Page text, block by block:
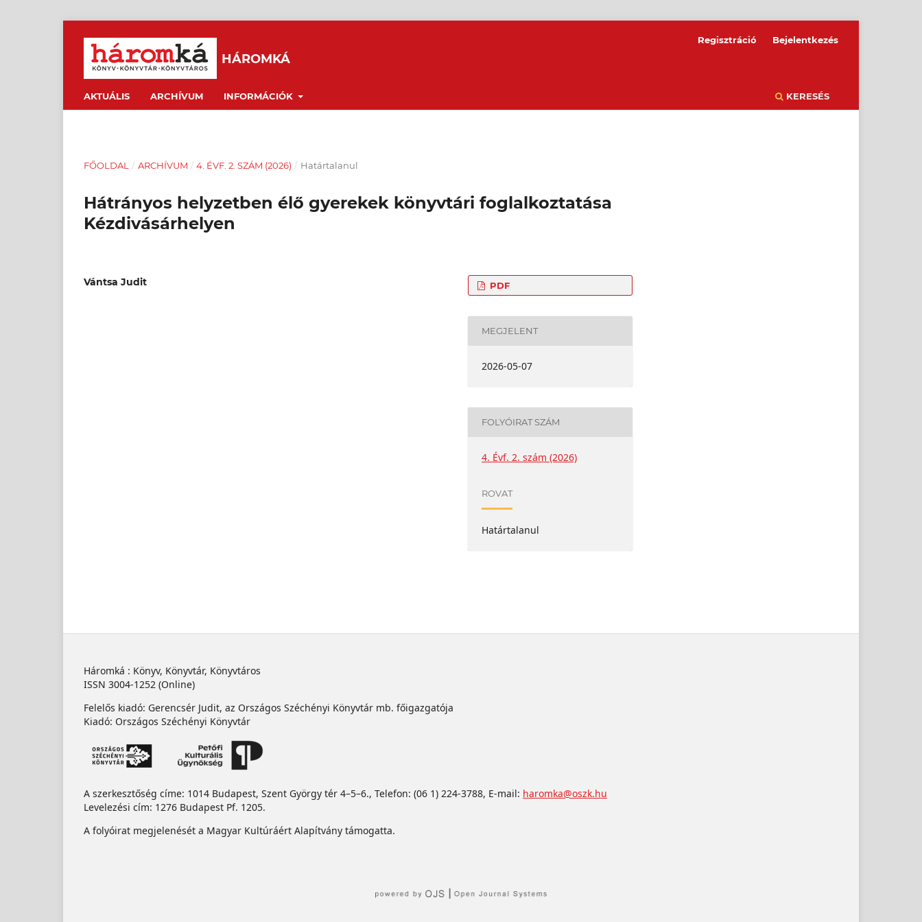
HÁROMKÁ
AKTUÁLIS ARCHÍVUM INFORMÁCIÓK KERESÉS
Regisztráció Bejelentkezés
FŐOLDAL / ARCHÍVUM / 4. ÉVF. 2. SZÁM (2026) / Határtalanul
Hátrányos helyzetben élő gyerekek könyvtári foglalkoztatása
Kézdivásárhelyen
Vántsa Judit PDF
MEGJELENT
2026-05-07
FOLYÓIRAT SZÁM
4. Évf. 2. szám (2026)
ROVAT
Határtalanul
Háromká : Könyv, Könyvtár, Könyvtáros
ISSN 3004-1252 (Online)
Felelős kiadó: Gerencsér Judit, az Országos Széchényi Könyvtár mb. főigazgatója
Kiadó: Országos Széchényi Könyvtár
A szerkesztőség címe: 1014 Budapest, Szent György tér 4–5–6., Telefon: (06 1) 224-3788, E-mail: haromka@oszk.hu
Levelezési cím: 1276 Budapest Pf. 1205.
A folyóirat megjelenését a Magyar Kultúráért Alapítvány támogatta.